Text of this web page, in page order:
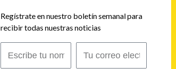
Regístrate en nuestro boletín semanal para
recibir todas nuestras noticias
electrónico